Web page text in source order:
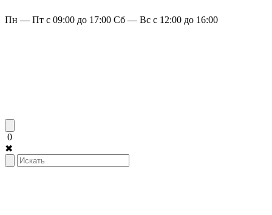
Пн — Пт с 09:00 до 17:00 Сб — Вс с 12:00 до 16:00
0
✖